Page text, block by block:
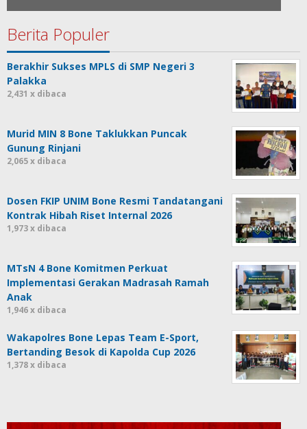
Berita Populer
Berakhir Sukses MPLS di SMP Negeri 3
Palakka
2,431 x dibaca
Murid MIN 8 Bone Taklukkan Puncak
Gunung Rinjani
2,065 x dibaca
Dosen FKIP UNIM Bone Resmi Tandatangani
Kontrak Hibah Riset Internal 2026
1,973 x dibaca
MTsN 4 Bone Komitmen Perkuat
Implementasi Gerakan Madrasah Ramah
Anak
1,946 x dibaca
Wakapolres Bone Lepas Team E-Sport,
Bertanding Besok di Kapolda Cup 2026
1,378 x dibaca